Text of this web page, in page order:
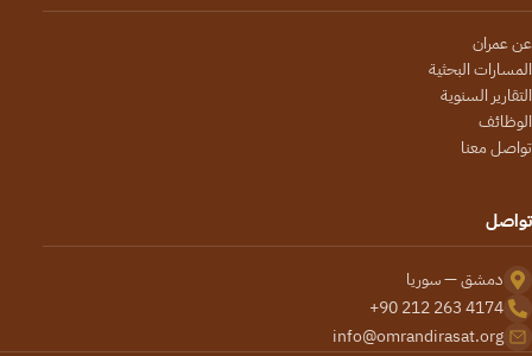
عن عمران
المسارات البحثية
التقارير السنوية
الوظائف
تواصل معنا
تواصل
دمشق — سوريا
+90 212 263 4174
info@omrandirasat.org